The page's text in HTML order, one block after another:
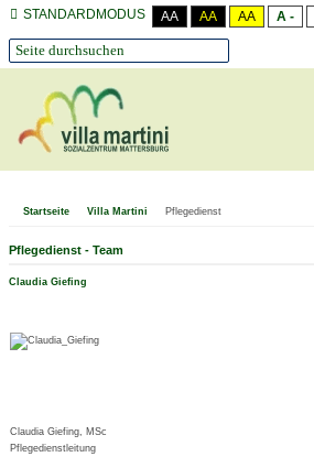
STANDARDMODUS AA AA AA A -
Startseite Villa Martini Pflegedienst
Pflegedienst - Team
Claudia Giefing
Claudia Giefing, MSc
Pflegedienstleitung